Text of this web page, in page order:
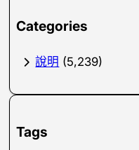
Categories
說明 (5,239)
Tags